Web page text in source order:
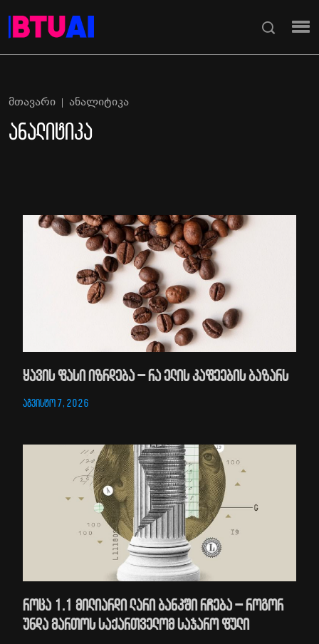
მთავარი ანალიტიკა
ანალიტიკა
ყავის ფასი იზრდება – რა ელის კაფეების ბაზარს
აგვისტო 7, 2026
როცა 1.1 მილიარდი ლარი ბანკში რჩება – როგორ
უნდა მართოს საქართველომ საჯარო ფული